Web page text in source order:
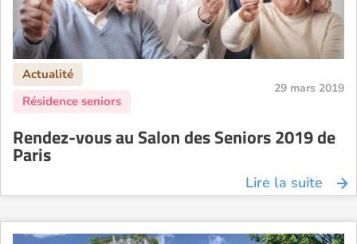
29 mars 2019
Rendez-vous au Salon des Seniors 2019 de
Paris
Lire la suite